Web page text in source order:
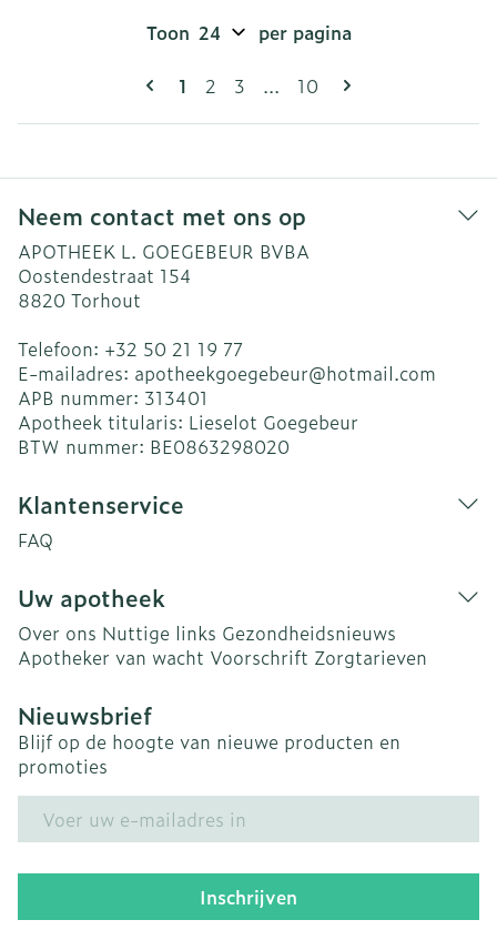
Pagina's
U lees momenteel pagina
1 Pagina
2 Pagina
3 ... Pagina
10
Toon per pagina
Neem contact met ons op
APOTHEEK L. GOEGEBEUR BVBA
Oostendestraat 154
8820 Torhout
Telefoon: +32 50 21 19 77
E-mailadres: apotheekgoegebeur@hotmail.com
APB nummer: 313401
Apotheek titularis: Lieselot Goegebeur
BTW nummer: BE0863298020
Klantenservice
FAQ
Uw apotheek
Over ons Nuttige links Gezondheidsnieuws
Apotheker van wacht Voorschrift Zorgtarieven
Nieuwsbrief
Blijf op de hoogte van nieuwe producten en
promoties
Inschrijven